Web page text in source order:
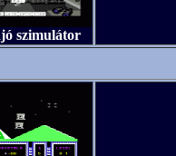
szimulátor